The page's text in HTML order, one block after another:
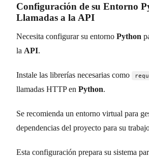
Configuración de su Entorno
Llamadas a la API
Necesita configurar su entorno Python
la API.
Instale las librerías necesarias como
llamadas HTTP en Python.
Se recomienda un entorno virtual para
dependencias del proyecto para su
Esta configuración prepara su sistema